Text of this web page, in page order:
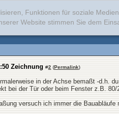
Funktionen für soziale
Website stimmen Sie dem
Zeichnung #2 (Permalink)
in der Achse bemaßt -d.h.
bei der Tür oder beim Fenster z.B. 80/
versuch ich immer die